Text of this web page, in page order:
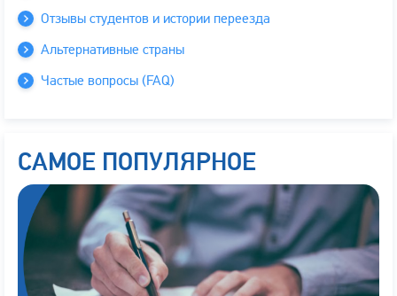
Отзывы студентов и истории переезда
Альтернативные страны
Частые вопросы (FAQ)
САМОЕ ПОПУЛЯРНОЕ